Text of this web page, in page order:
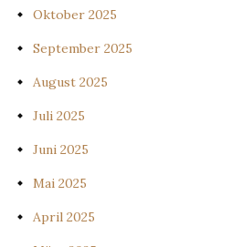
Oktober 2025
September 2025
August 2025
Juli 2025
Juni 2025
Mai 2025
April 2025